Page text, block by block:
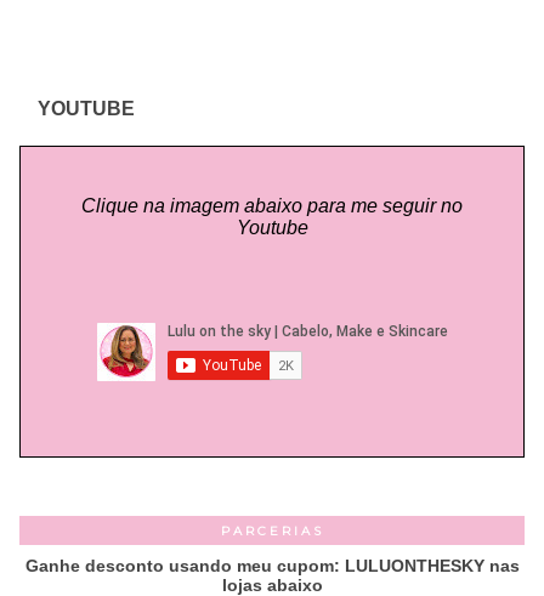
YOUTUBE
Clique na imagem abaixo para me seguir no
Youtube
PARCERIAS
Ganhe desconto usando meu cupom: LULUONTHESKY nas
lojas abaixo